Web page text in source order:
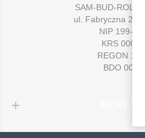
SAM-BUD-ROL
ul. Fabryczna 2,
NIP 199-
KRS
REGON
BDO